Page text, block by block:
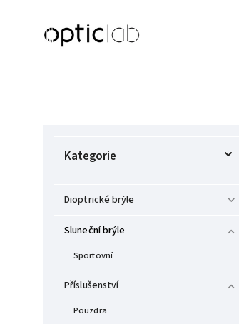
Kategorie
Dioptrické brýle
Sluneční brýle
Sportovní
Příslušenství
Pouzdra